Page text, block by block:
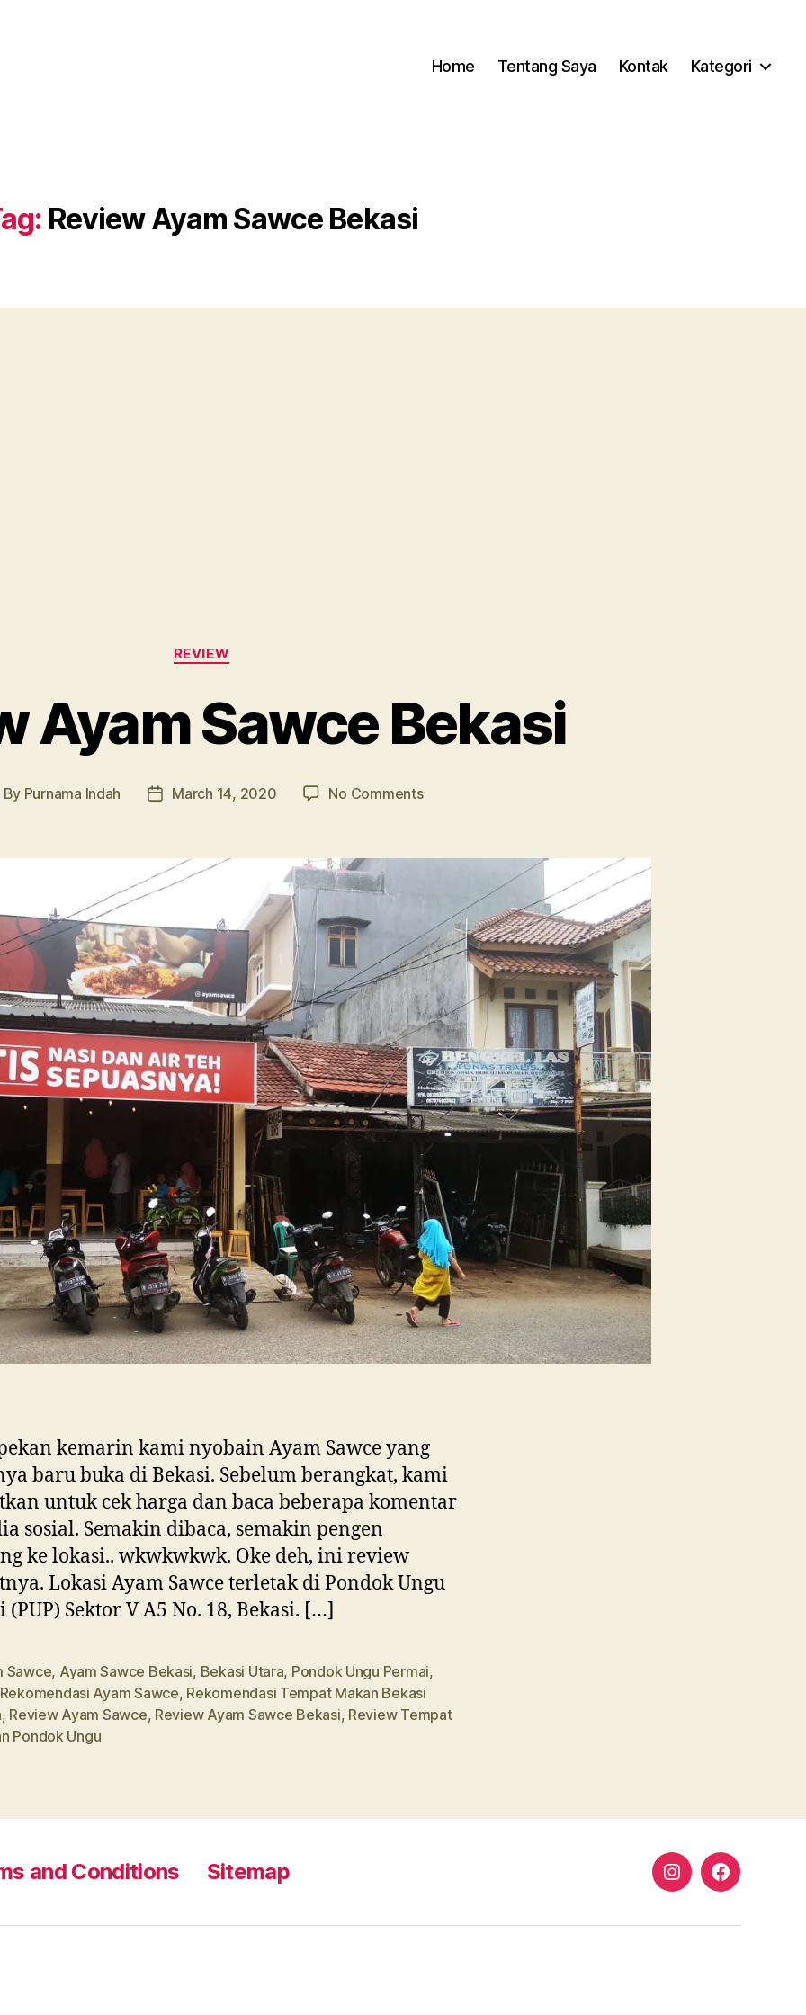
Home Tentang Saya Kontak Kategori
Review Ayam Sawce Bekasi
Categories
REVIEW
Ayam Sawce Bekasi
By Purnama Indah
PostMarch 14, 2020 No Commentson
Sawce
kemarin kami nyobain Ayam Sawce yang
baru buka di Bekasi. Sebelum berangkat, kami
untuk cek harga dan baca beberapa komentar
sosial. Semakin dibaca, semakin pengen
ke lokasi.. wkwkwkwk. Oke deh, ini review
Lokasi Ayam Sawce terletak di Pondok Ungu
(PUP) Sektor V A5 No. 18, Bekasi. […]
Sawce, Ayam Sawce Bekasi, Bekasi Utara, Pondok Ungu Permai,
Rekomendasi Ayam Sawce, Rekomendasi Tempat Makan Bekasi
, Review Ayam Sawce, Review Ayam Sawce Bekasi, Review Tempat
Pondok Ungu
and Conditions Sitemap InstagramFacebook